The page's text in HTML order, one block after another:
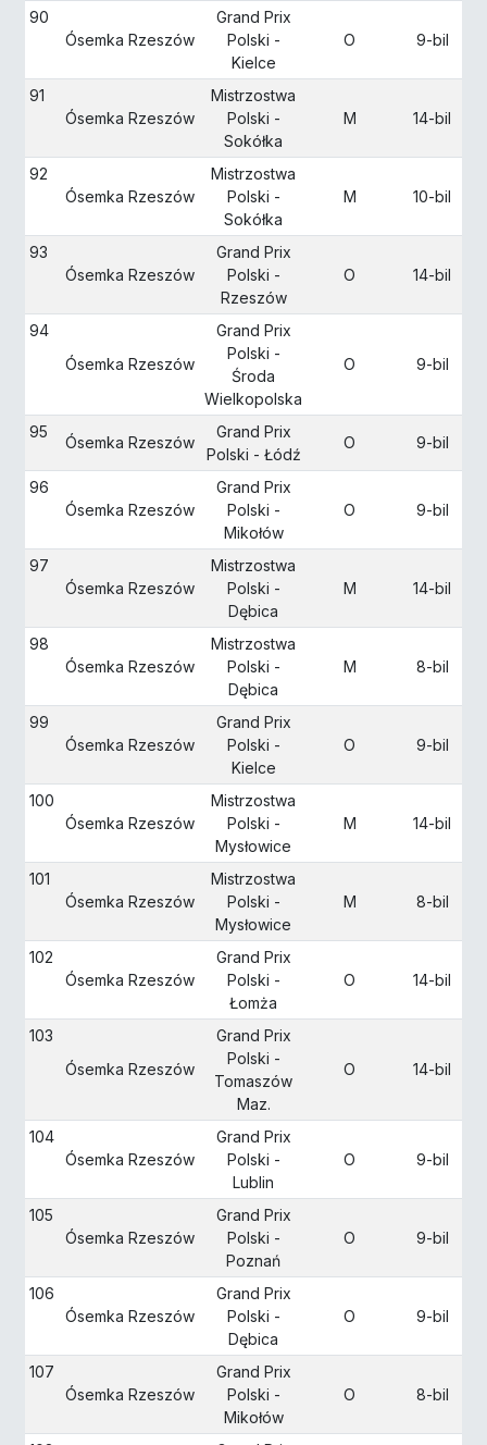
90
Ósemka Rzeszów
Grand Prix
Polski -
Kielce
O 9-bil
91
Ósemka Rzeszów
Mistrzostwa
Polski -
Sokółka
M 14-bil
92
Ósemka Rzeszów
Mistrzostwa
Polski -
Sokółka
M 10-bil
93
Ósemka Rzeszów
Grand Prix
Polski -
Rzeszów
O 14-bil
94
Ósemka Rzeszów
Grand Prix
Polski -
Środa
Wielkopolska
O 9-bil
95
Ósemka Rzeszów
Grand Prix
Polski - Łódź
O 9-bil
96
Ósemka Rzeszów
Grand Prix
Polski -
Mikołów
O 9-bil
97
Ósemka Rzeszów
Mistrzostwa
Polski -
Dębica
M 14-bil
98
Ósemka Rzeszów
Mistrzostwa
Polski -
Dębica
M 8-bil
99
Ósemka Rzeszów
Grand Prix
Polski -
Kielce
O 9-bil
100
Ósemka Rzeszów
Mistrzostwa
Polski -
Mysłowice
M 14-bil
101
Ósemka Rzeszów
Mistrzostwa
Polski -
Mysłowice
M 8-bil
102
Ósemka Rzeszów
Grand Prix
Polski -
Łomża
O 14-bil
103
Ósemka Rzeszów
Grand Prix
Polski -
Tomaszów
Maz.
O 14-bil
104
Ósemka Rzeszów
Grand Prix
Polski -
Lublin
O 9-bil
105
Ósemka Rzeszów
Grand Prix
Polski -
Poznań
O 9-bil
106
Ósemka Rzeszów
Grand Prix
Polski -
Dębica
O 9-bil
107
Ósemka Rzeszów
Grand Prix
Polski -
Mikołów
O 8-bil